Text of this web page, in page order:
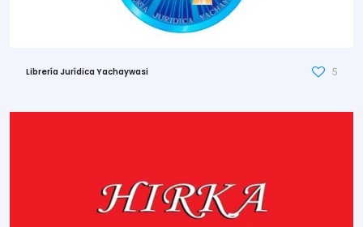
Librería Jurídica Yachaywasi 5